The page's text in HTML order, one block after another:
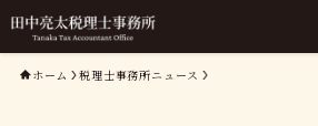
ホーム 税理士事務所ニュース